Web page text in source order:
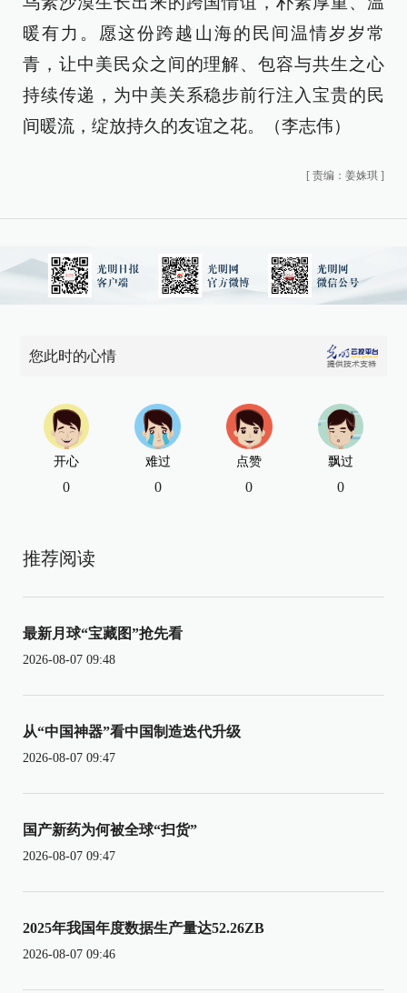
暖有力。愿这份跨越山海的民间温情岁岁常
青，让中美民众之间的理解、包容与共生之心
持续传递，为中美关系稳步前行注入宝贵的民
间暖流，绽放持久的友谊之花。（李志伟）
[ 责编：姜姝琪 ]
您此时的心情
开心
0
难过
0
点赞
0
飘过
0
推荐阅读
最新月球“宝藏图”抢先看
2026-08-07 09:48
从“中国神器”看中国制造迭代升级
2026-08-07 09:47
国产新药为何被全球“扫货”
2026-08-07 09:47
2025年我国年度数据生产量达52.26ZB
2026-08-07 09:46